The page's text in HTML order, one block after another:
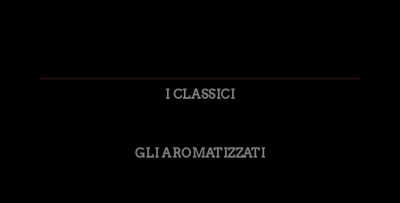
I CLASSICI
GLI AROMATIZZATI